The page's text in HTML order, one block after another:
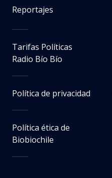
Reportajes
Tarifas Políticas
Radio Bío Bío
Política de privacidad
Política ética de
Biobiochile